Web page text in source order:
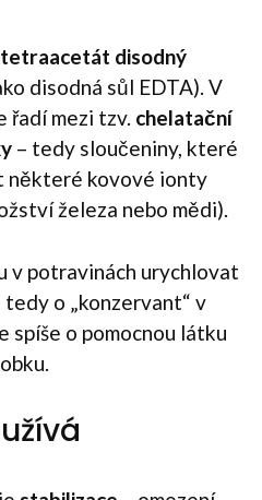
disodný
disodná sůl EDTA). V
řadí mezi tzv. chelatační
– tedy sloučeniny, které
některé kovové ionty
železa nebo mědi).
v potravinách urychlovat
o „konzervant“ v
spíše o pomocnou látku